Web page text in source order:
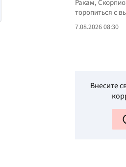
Ракам,
торопиться с
7.08.2026 08:30
Внесите